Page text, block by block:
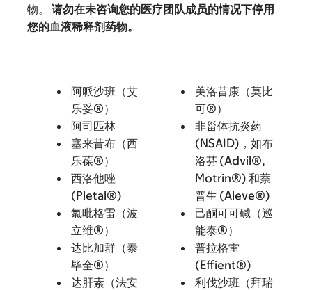
物。 请勿在未咨询您的医疗团队成员的情况下停用
您的血液稀释剂药物。
阿哌沙班（艾
乐妥®）
阿司匹林
塞来昔布（西
乐葆®）
西洛他唑
(Pletal®)
氯吡格雷（波
立维®）
达比加群（泰
毕全®）
达肝素（法安
美洛昔康（莫比
可®）
非甾体抗炎药
(NSAID)，如布
洛芬 (Advil®,
Motrin®) 和萘
普生 (Aleve®)
己酮可可碱（巡
能泰®）
普拉格雷
(Effient®)
利伐沙班（拜瑞